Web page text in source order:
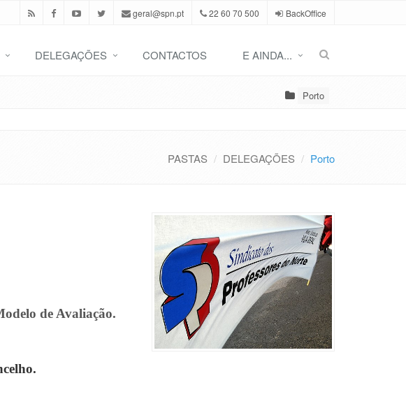
geral@spn.pt 22 60 70 500 BackOffice
DELEGAÇÕES CONTACTOS E AINDA...
Porto
PASTAS DELEGAÇÕES Porto
de Avaliação.